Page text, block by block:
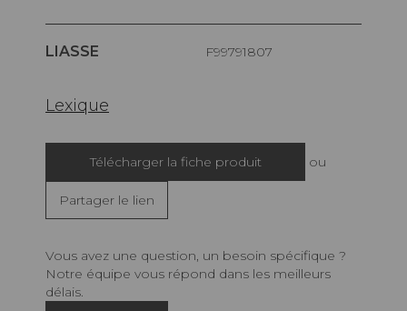
LIASSE F99791807
Lexique
Télécharger la fiche produit ou
Partager le lien
Vous avez une question, un besoin spécifique ?
Notre équipe vous répond dans les meilleurs
délais.